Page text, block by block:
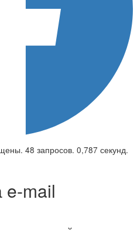
48 запросов. 0,787 секунд.
mail